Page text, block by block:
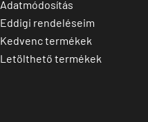
Adatmódosítás
Eddigi rendeléseim
Kedvenc termékek
Letölthető termékek